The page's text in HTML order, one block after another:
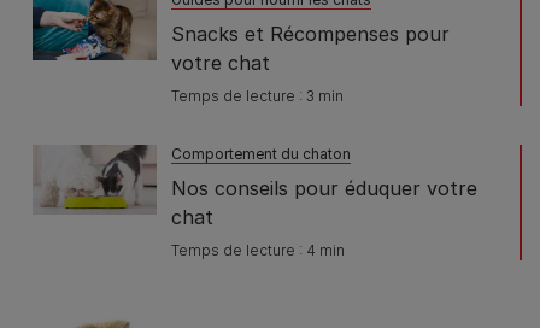
Snacks et Récompenses pour
votre chat
Temps de lecture : 3 min
Comportement du chaton
Nos conseils pour éduquer votre
chat
Temps de lecture : 4 min